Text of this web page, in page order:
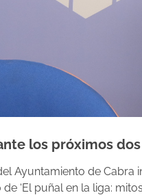
los próximos
Ayuntamiento de Cabra
‘El puñal en la liga: